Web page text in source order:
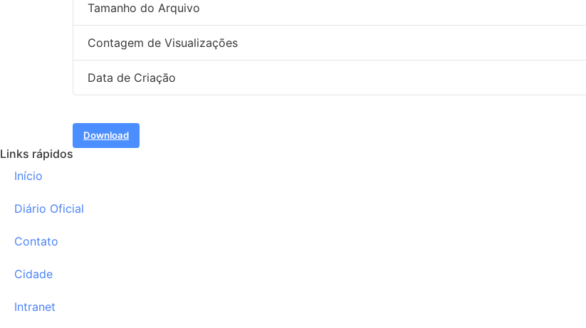
Tamanho do Arquivo
Contagem de Visualizações
Data de Criação
Download
Links rápidos
Início
Diário Oficial
Contato
Cidade
Intranet